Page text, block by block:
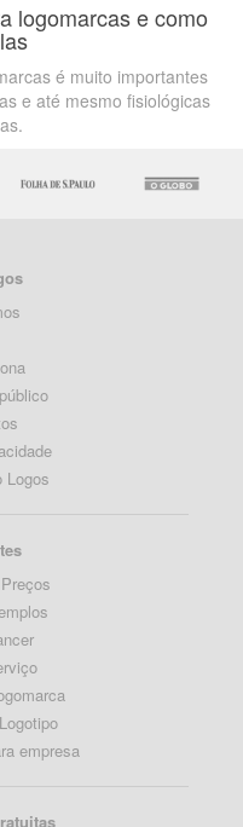
logomarcas e como
é muito importantes
e até mesmo fisiológicas
Logos
empresa